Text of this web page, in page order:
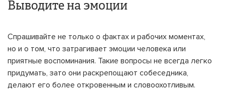
Выводите на эмоции
Спрашивайте не только о фактах и рабочих моментах,
но и о том, что затрагивает эмоции человека или
приятные воспоминания. Такие вопросы не всегда легко
придумать, зато они раскрепощают собеседника,
делают его более откровенным и словоохотливым.